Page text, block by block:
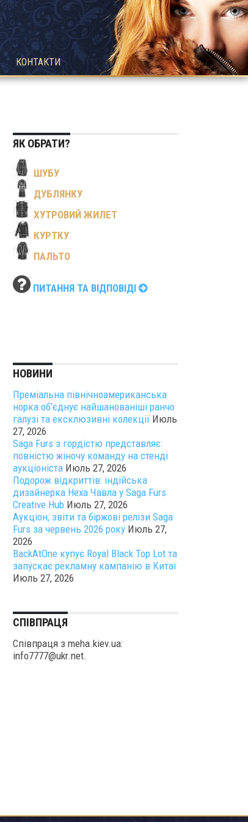
КОНТАКТИ
ЯК ОБРАТИ?
ШУБУ
ДУБЛЯНКУ
ХУТРОВИЙ ЖИЛЕТ
КУРТКУ
ПАЛЬТО
ПИТАННЯ ТА ВІДПОВІДІ
НОВИНИ
Преміальна північноамериканська
норка об’єднує найшанованіші ранчо
галузі та ексклюзивні колекції Июль
27, 2026
Saga Furs з гордістю представляє:
повністю жіночу команду на стенді
аукціоніста Июль 27, 2026
Подорож відкриттів: індійська
дизайнерка Неха Чавла у Saga Furs
Creative Hub Июль 27, 2026
Аукціон, звіти та біржові релізи Saga
Furs за червень 2026 року Июль 27,
2026
BackAtOne купує Royal Black Top Lot та
запускає рекламну кампанію в Китаї
Июль 27, 2026
СПІВПРАЦЯ
Співпраця з meha.kiev.ua:
info7777@ukr.net.